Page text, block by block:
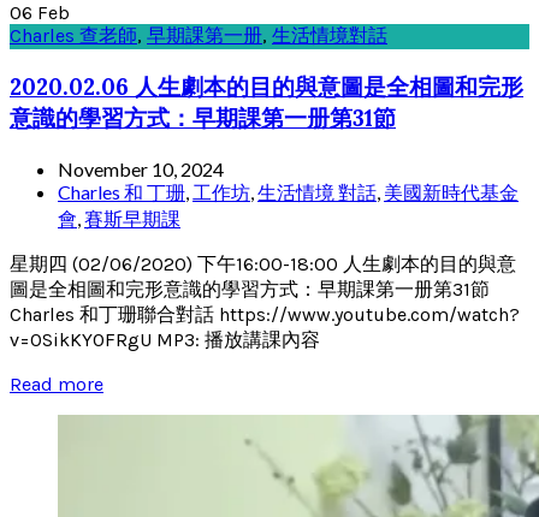
06 Feb
Charles 查老師, 早期課第一册, 生活情境對話
2020.02.06 人生劇本的目的與意圖是全相圖和完形
意識的學習方式：早期課第一册第31節
November 10, 2024
Charles 和 丁珊, 工作坊,生活情境 對話, 美國新時代基金
會,賽斯早期課
星期四 (02/06/2020) 下午16:00-18:00 人生劇本的目的與意
圖是全相圖和完形意識的學習方式：早期課第一册第31節
Charles 和丁珊聯合對話 https://www.youtube.com/watch?
v=0SikKY0FRgU MP3: 播放講課內容
Read more